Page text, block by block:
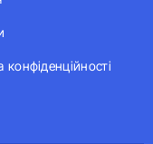
конфіденційності